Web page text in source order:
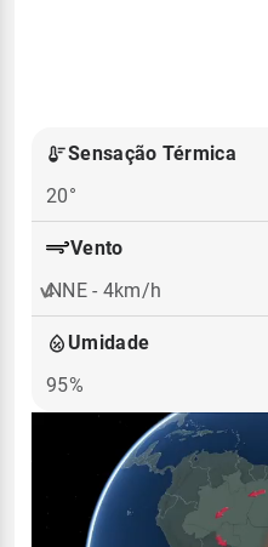
Sensação Térmica
20°
Vento
NNE - 4km/h
Umidade
95%